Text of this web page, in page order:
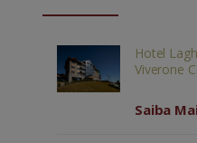
Hotel
Viverone
Saiba